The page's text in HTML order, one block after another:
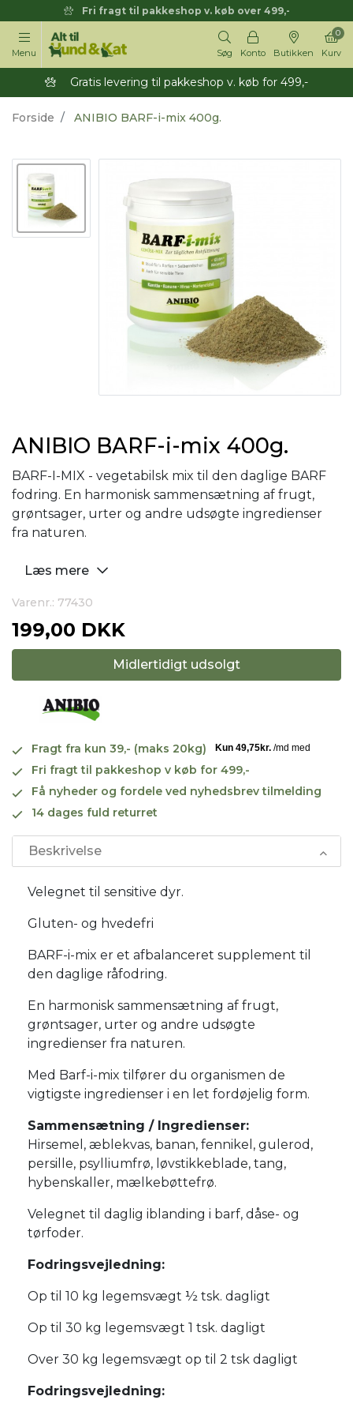
Fri fragt til pakkeshop v. køb over 499,-
Menu Søg Konto Butikken Kurv
0
Gratis levering til pakkeshop v. køb for 499,-
Forside ANIBIO BARF-i-mix 400g.
ANIBIO BARF-i-mix 400g.
BARF-I-MIX - vegetabilsk mix til den daglige BARF
fodring. En harmonisk sammensætning af frugt,
grøntsager, urter og andre udsøgte ingredienser
fra naturen.
Læs mere
Varenr.: 77430
199,00 DKK
Midlertidigt udsolgt
Fragt fra kun 39,- (maks 20kg)
Fri fragt til pakkeshop v køb for 499,-
Få nyheder og fordele ved nyhedsbrev tilmelding
14 dages fuld returret
Beskrivelse
Velegnet til sensitive dyr.
Gluten- og hvedefri
BARF-i-mix er et afbalanceret supplement til
den daglige råfodring.
En harmonisk sammensætning af frugt,
grøntsager, urter og andre udsøgte
ingredienser fra naturen.
Med Barf-i-mix tilfører du organismen de
vigtigste ingredienser i en let fordøjelig form.
Sammensætning / Ingredienser:
Hirsemel, æblekvas, banan, fennikel, gulerod,
persille, psylliumfrø, løvstikkeblade, tang,
hybenskaller, mælkebøttefrø.
Velegnet til daglig iblanding i barf, dåse- og
tørfoder.
Fodringsvejledning:
Op til 10 kg legemsvægt ½ tsk. dagligt
Op til 30 kg legemsvægt 1 tsk. dagligt
Over 30 kg legemsvægt op til 2 tsk dagligt
Fodringsvejledning: